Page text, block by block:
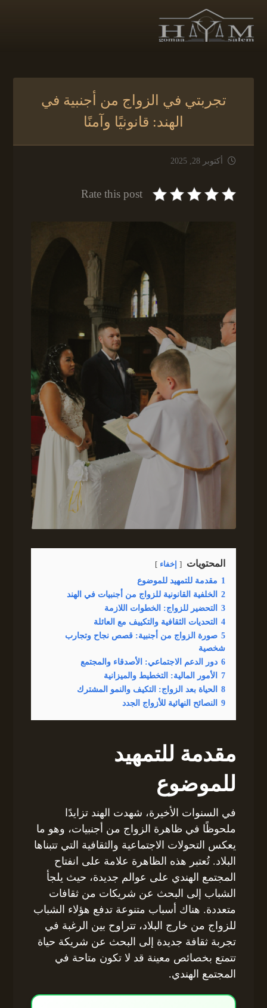
تجربتي في الزواج من أجنبية في
الهند: قانونيًا وآمنًا
أكتوبر 28, 2025
Rate this post
المحتويات إخفاء
1 مقدمة للتمهيد للموضوع
2
الخلفية القانونية للزواج من أجنبيات في الهند
3
التحضير للزواج: الخطوات اللازمة
4
التحديات الثقافية والتكييف مع العائلة
5 صورة الزواج من أجنبية: قصص نجاح وتجارب
شخصية
6 دور الدعم الاجتماعي: الأصدقاء والمجتمع
7
الأمور المالية: التخطيط والميزانية
8
الحياة بعد الزواج: التكيف والنمو المشترك
9
النصائح النهائية للأزواج الجدد
مقدمة للتمهيد
للموضوع
في السنوات الأخيرة، شهدت الهند تزايدًا
ملحوظًا في ظاهرة الزواج من أجنبيات، وهو ما
يعكس التحولات الاجتماعية والثقافية التي تتبناها
البلاد. تُعتبر هذه الظاهرة علامة على انفتاح
المجتمع الهندي على عوالم جديدة، حيث يلجأ
الشباب إلى البحث عن شريكات من ثقافات
متعددة. هناك أسباب متنوعة تدفع هؤلاء الشباب
للزواج من خارج البلاد، تتراوح بين الرغبة في
تجربة ثقافة جديدة إلى البحث عن شريكة حياة
تتمتع بخصائص معينة قد لا تكون متاحة في
المجتمع الهندي.